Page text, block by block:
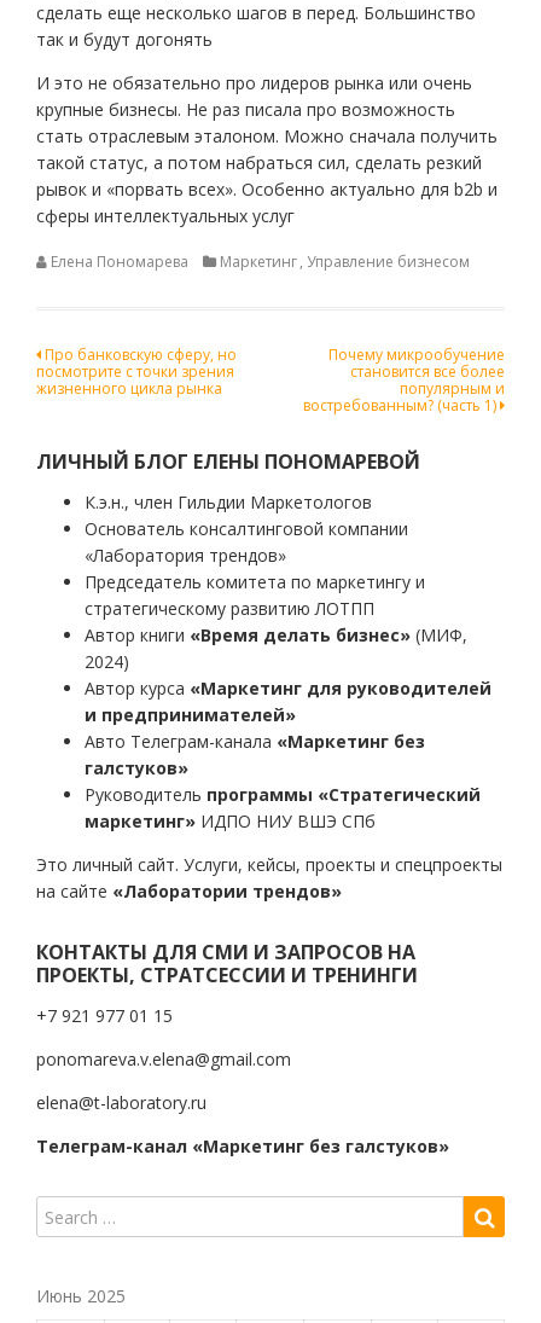
сделать еще несколько шагов в перед. Большинство
так и будут догонять
И это не обязательно про лидеров рынка или очень
крупные бизнесы. Не раз писала про возможность
стать отраслевым эталоном. Можно сначала получить
такой статус, а потом набраться сил, сделать резкий
рывок и «порвать всех». Особенно актуально для b2b и
сферы интеллектуальных услуг
Елена Пономарева Маркетинг, Управление бизнесом
Навигация
по
Про банковскую сферу, но
посмотрите с точки зрения
жизненного цикла рынка
Почему микрообучение
становится все более
популярным и
востребованным? (часть 1)
ЛИЧНЫЙ БЛОГ ЕЛЕНЫ ПОНОМАРЕВОЙ
К.э.н., член Гильдии Маркетологов
Основатель консалтинговой компании
«Лаборатория трендов»
Председатель комитета по маркетингу и
стратегическому развитию ЛОТПП
Автор книги «Время делать бизнес» (МИФ,
2024)
Автор курса «Маркетинг для руководителей
и предпринимателей»
Авто Телеграм-канала «Маркетинг без
галстуков»
Руководитель программы «Стратегический
маркетинг» ИДПО НИУ ВШЭ СПб
Это личный сайт. Услуги, кейсы, проекты и спецпроекты
на сайте «Лаборатории трендов»
КОНТАКТЫ ДЛЯ СМИ И ЗАПРОСОВ НА
ПРОЕКТЫ, СТРАТСЕССИИ И ТРЕНИНГИ
+7 921 977 01 15
ponomareva.v.elena@gmail.com
elena@t-laboratory.ru
Телеграм-канал «Маркетинг без галстуков»
Июнь 2025